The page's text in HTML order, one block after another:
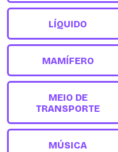
LÍQUIDO
MAMÍFERO
MEIO DE
TRANSPORTE
MÚSICA